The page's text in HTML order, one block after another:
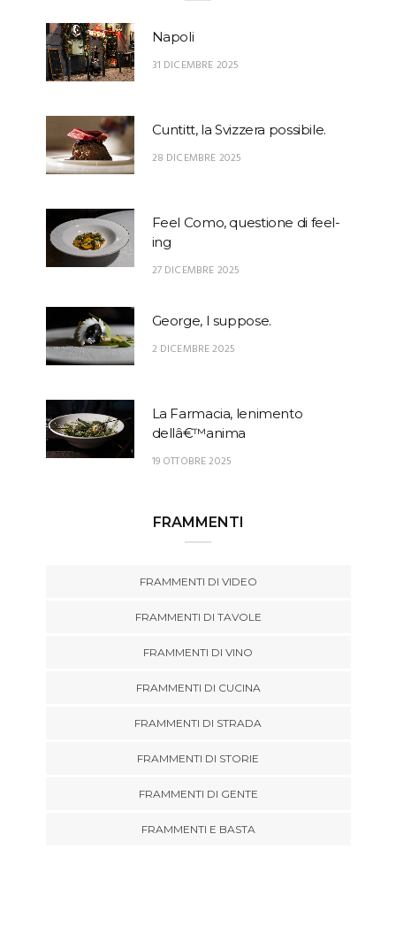
Napoli
31 DICEMBRE 2025
Cuntitt, la Svizzera possibile.
28 DICEMBRE 2025
Feel Como, questione di feel-
ing
27 DICEMBRE 2025
George, I suppose.
2 DICEMBRE 2025
La Farmacia, lenimento
dellâ€™anima
19 OTTOBRE 2025
FRAMMENTI
FRAMMENTI DI VIDEO
FRAMMENTI DI TAVOLE
FRAMMENTI DI VINO
FRAMMENTI DI CUCINA
FRAMMENTI DI STRADA
FRAMMENTI DI STORIE
FRAMMENTI DI GENTE
FRAMMENTI E BASTA